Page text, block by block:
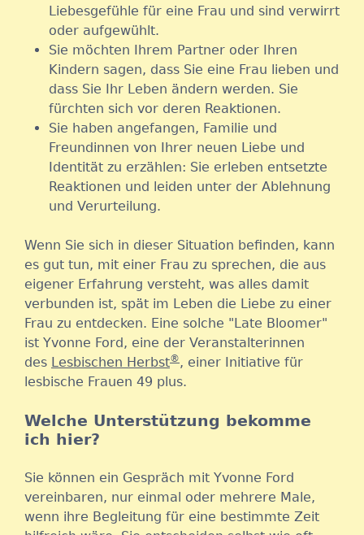
Liebesgefühle für eine Frau und sind verwirrt
oder aufgewühlt.
Sie möchten Ihrem Partner oder Ihren
Kindern sagen, dass Sie eine Frau lieben und
dass Sie Ihr Leben ändern werden. Sie
fürchten sich vor deren Reaktionen.
Sie haben angefangen, Familie und
Freundinnen von Ihrer neuen Liebe und
Identität zu erzählen: Sie erleben entsetzte
Reaktionen und leiden unter der Ablehnung
und Verurteilung.
Wenn Sie sich in dieser Situation befinden, kann
es gut tun, mit einer Frau zu sprechen, die aus
eigener Erfahrung versteht, was alles damit
verbunden ist, spät im Leben die Liebe zu einer
Frau zu entdecken. Eine solche "Late Bloomer"
ist Yvonne Ford, eine der Veranstalterinnen
des Lesbischen Herbst®, einer Initiative für
lesbische Frauen 49 plus.
Welche Unterstützung bekomme
ich hier?
Sie können ein Gespräch mit Yvonne Ford
vereinbaren, nur einmal oder mehrere Male,
wenn ihre Begleitung für eine bestimmte Zeit